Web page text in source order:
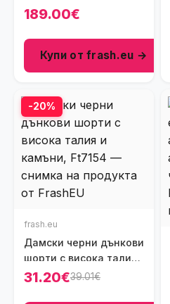
капитонирани
189.00€
Купи от frash.eu →
-20%
frash.eu
Дамски черни дънкови
шорти с висока талия
и камъни, Ft7154
31.20€39.01€